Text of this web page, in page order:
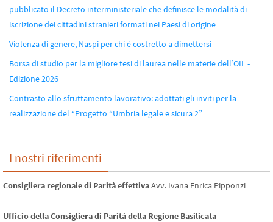
pubblicato il Decreto interministeriale che definisce le modalità di
iscrizione dei cittadini stranieri formati nei Paesi di origine
Violenza di genere, Naspi per chi è costretto a dimettersi
Borsa di studio per la migliore tesi di laurea nelle materie dell’OIL -
Edizione 2026
Contrasto allo sfruttamento lavorativo: adottati gli inviti per la
realizzazione del “Progetto “Umbria legale e sicura 2”
I nostri riferimenti
Consigliera regionale di Parità effettivaAvv. Ivana Enrica Pipponzi
Ufficio della Consigliera di Parità della Regione Basilicata